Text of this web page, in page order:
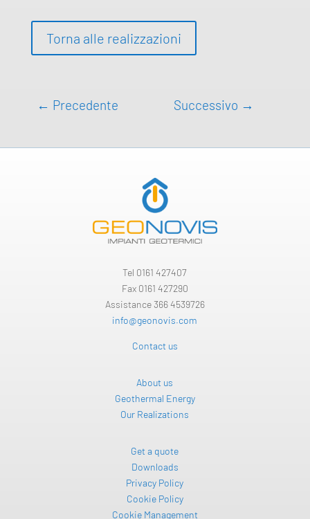
Torna alle realizzazioni
← Precedente Successivo →
Tel 0161 427407
Fax 0161 427290
Assistance 366 4539726
info@geonovis.com
Contact us
About us
Geothermal Energy
Our Realizations
Get a quote
Downloads
Privacy Policy
Cookie Policy
Cookie Management